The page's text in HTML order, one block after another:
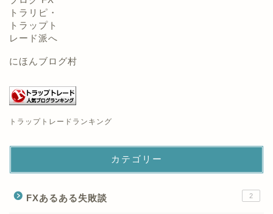
にほんブログ村
トラップトレードランキング
カテゴリー
FXあるある失敗談 2